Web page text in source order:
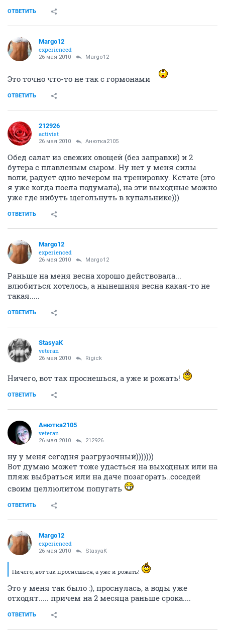
ОТВЕТИТЬ
Margo12
experienced
26 мая 2010 Margo12
Это точно что-то не так с гормонами
ОТВЕТИТЬ
212926
activist
26 мая 2010 Анютка2105
Обед салат из свежих овощей (без заправки) и 2
бутера с плавленым сыром. Ну нет у меня силы
воли, радует одно вечером на тренировку. Кстате (это
я уже когда поела подумала), на эти выходные можно
уже где нибуть щегольнуть в купальнике)))
ОТВЕТИТЬ
Margo12
experienced
26 мая 2010 Margo12
Раньше на меня весна хорошо действовала...
влюбиться хотелось, а нынешняя весна какая-то не
такая.....
ОТВЕТИТЬ
StasyaK
veteran
26 мая 2010 Rigick
Ничего, вот так проснешься, а уже и рожать!
ОТВЕТИТЬ
Анютка2105
veteran
26 мая 2010 212926
ну у меня сегодня разгрузочный)))))))
Вот думаю может тоже удасться на выходных или на
пляж выбраться или на даче позагорать..соседей
своим целлюлитом попугать
ОТВЕТИТЬ
Margo12
experienced
26 мая 2010 StasyaK
Ничего, вот так проснешься, а уже и рожать!
Это у меня так было :), проснулась, а воды уже
отходят..... причем на 2 месяца раньше срока....
ОТВЕТИТЬ